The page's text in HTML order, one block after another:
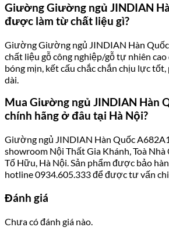
Giường Giường ngủ JINDIAN
được làm từ chất liệu gì?
Giường Giường ngủ JINDIAN Hàn
chất liệu gỗ công nghiệp/gỗ tự nhiên
bóng mịn, kết cấu chắc chắn chịu lực
dài.
Mua Giường ngủ JINDIAN Hàn
chính hãng ở đâu tại Hà Nội?
Giường ngủ JINDIAN Hàn Quốc
showroom Nội Thất Gia Khánh, Toà
Tố Hữu, Hà Nội. Sản phẩm được bảo
hotline 0934.605.333 để được tư vấn
Đánh giá
Chưa có đánh giá nào.